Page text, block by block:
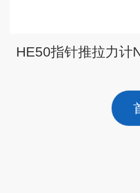
HE50指针推拉力计